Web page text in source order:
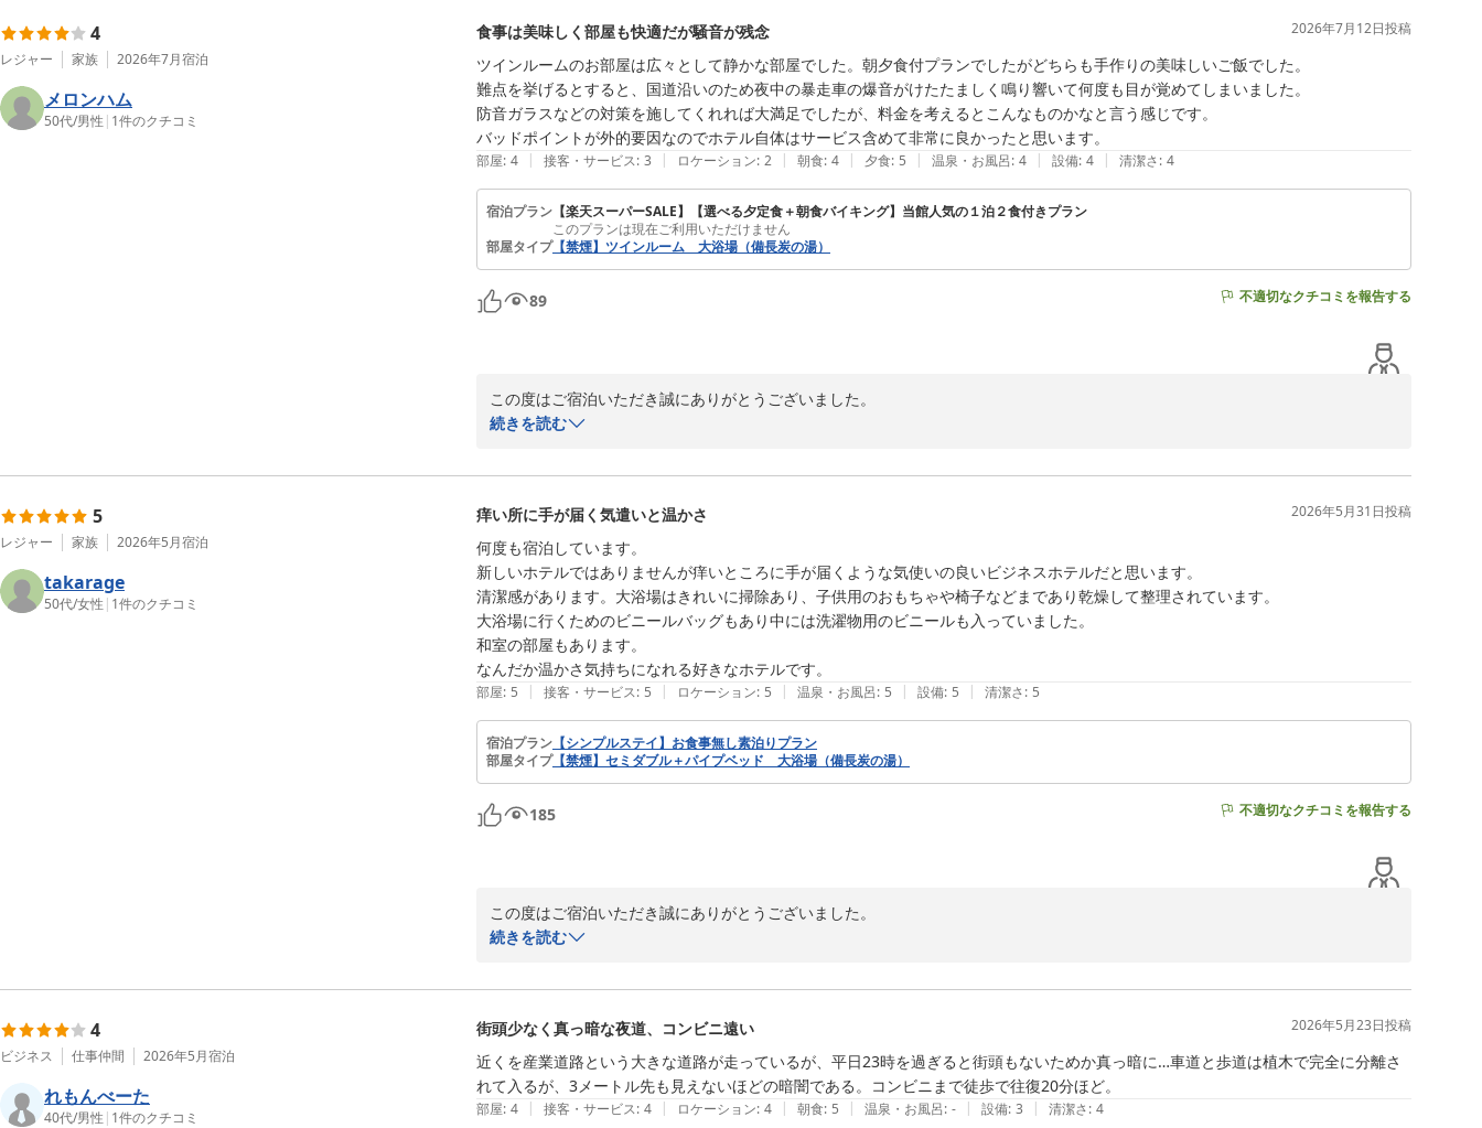
一方で、朝食の種類や畳のお食事スペース、マッサージ機の場所につきましては、ご期待に添えず申し訳ございませんでした。い
ただいたご意見は、今後の改善の参考にさせていただきます。
「お父様が生前好きだったホテル」とのお言葉をいただき、とても嬉しく、スタッフ一同励みになります。これからも気持ちよく
お過ごしいただけるホテルを目指してまいります。
                                                                                                                                         　　　　　　　全国160店舗展開中BBHグル
プ
備長炭の湯 ホテル鹿児島ヒルズ 谷山店（ＢＢＨホテルグループ）
4
レジャー 家族 2026年7月宿泊
メロンハム
50代/男性 | 1件のクチコミ
食事は美味しく部屋も快適だが騒音が残念 2026年7月12日投稿
ツインルームのお部屋は広々として静かな部屋でした。朝夕食付プランでしたがどちらも手作りの美味しいご飯でした。
難点を挙げるとすると、国道沿いのため夜中の暴走車の爆音がけたたましく鳴り響いて何度も目が覚めてしまいました。
防音ガラスなどの対策を施してくれれば大満足でしたが、料金を考えるとこんなものかなと言う感じです。
バッドポイントが外的要因なのでホテル自体はサービス含めて非常に良かったと思います。
部屋: 4 | 接客・サービス: 3 | ロケーション: 2 | 朝食: 4 | 夕食: 5 | 温泉・お風呂: 4 | 設備: 4 | 清潔さ: 4
宿泊プラン 【楽天スーパーSALE】【選べる夕定食＋朝食バイキング】当館人気の１泊２食付きプラン
このプランは現在ご利用いただけません
部屋タイプ【禁煙】ツインルーム 大浴場（備長炭の湯）
89 不適切なクチコミを報告する
この度はご宿泊いただき誠にありがとうございました。
同の励みになります。
一方で、国道沿いという立地のため、夜間の車両騒音によりごゆっくりお休みいただけなかったとのこと、誠に申し訳ございませ
んでした。立地上すぐに改善が難しい点ではございますが、防音対策を含め、今後の設備改善の参考として貴重なご意見を頂戴い
たします。
そのような中でも、「ホテル自体はサービスを含めて非常に良かった」とのお言葉をいただき、心より感謝申し上げます。
またお近くへお越しの際は、ぜひ当ホテルをご利用いただけますと幸いです。スタッフ一同、心よりお待ちしております。
備長炭の湯 ホテル鹿児島ヒルズ（旧：ビジネスホテル オリエンタル鹿児島）（ＢＢＨホテルグループ）
2026-07-14
続きを読む
5
レジャー 家族 2026年5月宿泊
takarage
50代/女性 | 1件のクチコミ
痒い所に手が届く気遣いと温かさ 2026年5月31日投稿
何度も宿泊しています。
新しいホテルではありませんが痒いところに手が届くような気使いの良いビジネスホテルだと思います。
清潔感があります。大浴場はきれいに掃除あり、子供用のおもちゃや椅子などまであり乾燥して整理されています。
大浴場に行くためのビニールバッグもあり中には洗濯物用のビニールも入っていました。
和室の部屋もあります。
なんだか温かさ気持ちになれる好きなホテルです。
部屋: 5 | 接客・サービス: 5 | ロケーション: 5 | 温泉・お風呂: 5 | 設備: 5 | 清潔さ: 5
宿泊プラン 【シンプルステイ】お食事無し素泊りプラン
部屋タイプ【禁煙】セミダブル＋パイプベッド 大浴場（備長炭の湯）
185 不適切なクチコミを報告する
この度はご宿泊いただき誠にありがとうございました。
ころに手が届く」ような細やかな気配りや、清潔で安心して過ごせる空間づくりを大切にしているので、その点を感じ取っていた
大浴場のおもちゃや椅子、ビニールバッグなども、お子さま連れのお客様や長期滞在の方が少しでも快適に過ごせるようにと工夫
している部分です。和室のお部屋も含め、どこかほっとできる“温かさ”を感じていただけたというお言葉は、私たちにとって最高の
褒め言葉です。
続きを読む
4
ビジネス 仕事仲間 2026年5月宿泊
れもんべーた
40代/男性 | 1件のクチコミ
街頭少なく真っ暗な夜道、コンビニ遠い 2026年5月23日投稿
近くを産業道路という大きな道路が走っているが、平日23時を過ぎると街頭もないためか真っ暗に…車道と歩道は植木で完全に分離さ
れて入るが、3メートル先も見えないほどの暗闇である。コンビニまで徒歩で往復20分ほど。
部屋: 4 | 接客・サービス: 4 | ロケーション: 4 | 朝食: 5 | 温泉・お風呂: - | 設備: 3 | 清潔さ: 4